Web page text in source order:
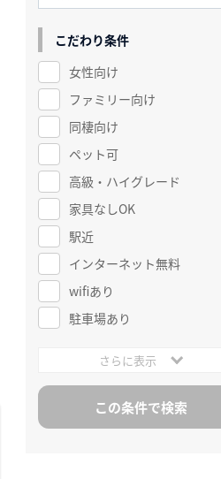
こだわり条件
女性向け
ファミリー向け
同棲向け
ペット可
高級・ハイグレード
家具なしOK
駅近
インターネット無料
wifiあり
駐車場あり
さらに表示